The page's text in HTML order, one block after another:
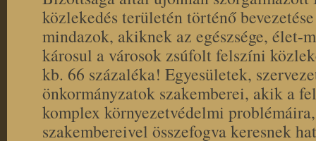
közlekedés területén történő
mindazok, akiknek az egészsége, élet-
károsul a városok zsúfolt felszíni
kb. 66 százaléka! Egyesületek,
önkormányzatok szakemberei, akik a
komplex környezetvédelmi
szakembereivel összefogva keresnek